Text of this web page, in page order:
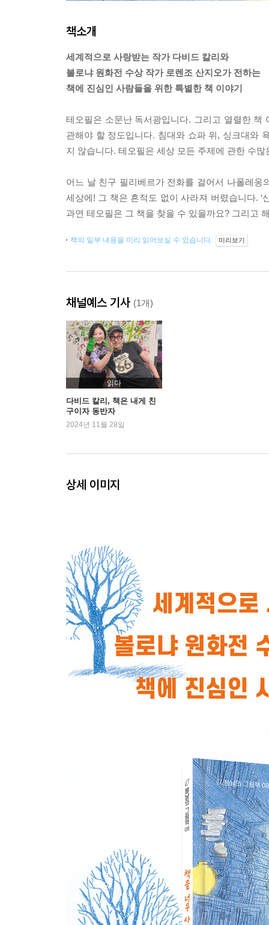
책소개
세계적으로 사랑받는 작가 다비드 칼리와
볼로냐 원화전 수상 작가 로렌조 산지오가 전하는
책에 진심인 사람들을 위한 특별한 책 이야기
테오필은 소문난 독서광입니다. 그리고 열렬한
관해야 할 정도입니다. 침대와 쇼파 위, 싱크대와
지 않습니다. 테오필은 세상 모든 주제에 관한 수
어느 날 친구 필리베르가 전화를 걸어서 나폴레
세상에! 그 책은 흔적도 없이 사라져 버렸습니다.
과연 테오필은 그 책을 찾을 수 있을까요? 그리고
책의 일부 내용을 미리 읽어보실 수 있습니다. 미리보기
채널예스 기사 (1개)
읽다
다비드 칼리, 책은 내게 친
구이자 동반자
2024년 11월 28일
상세 이미지